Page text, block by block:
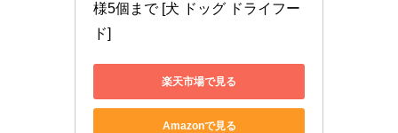
様5個まで [犬 ドッグ ドライフー
ド]
楽天市場で見る
Amazonで見る